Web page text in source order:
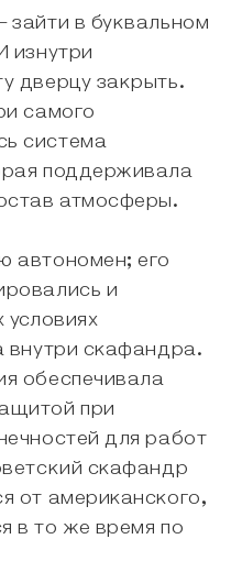
зайти в буквальном
изнутри
дверцу закрыть.
самого
система
поддерживала
атмосферы.
автономен; его
и
условиях
внутри скафандра.
обеспечивала
при
для работ
скафандр
от американского,
в то же время по